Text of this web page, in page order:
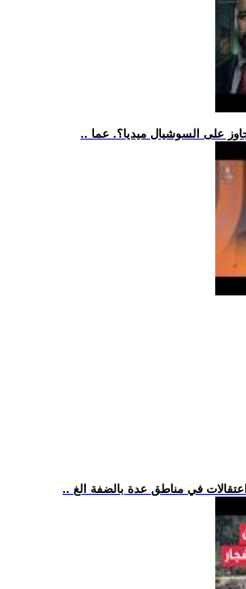
على السوشيال ميديا؟. عما
في مناطق عدة بالضفة الغ